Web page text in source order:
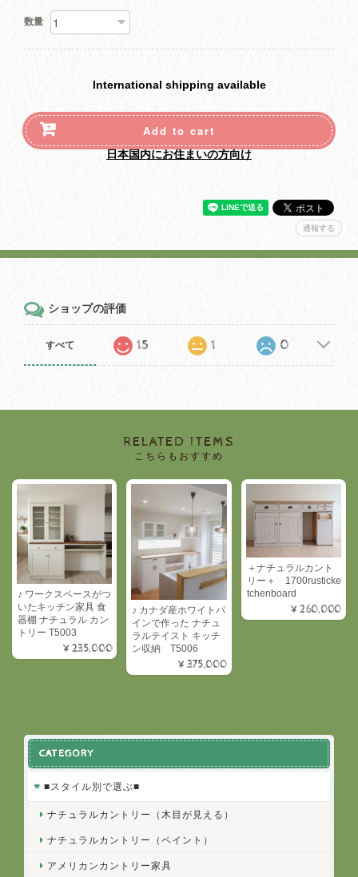
数量
International shipping available
Add to cart
日本国内にお住まいの方向け
通報する
ショップの評価
すべて 15 1 0
RELATED ITEMS
こちらもおすすめ
♪ ワークスペースがつ
いたキッチン家具 食
器棚 ナチュラル カン
トリー T5003
¥235,000
♪ カナダ産ホワイトパ
インで作った ナチュ
ラルテイスト キッチ
ン収納 T5006
¥375,000
＋ナチュラルカント
リー＋ 1700rusticke
tchenboard
¥260,000
CATEGORY
■スタイル別で選ぶ■
ナチュラルカントリー（木目が見える）
ナチュラルカントリー（ペイント）
アメリカンカントリー家具